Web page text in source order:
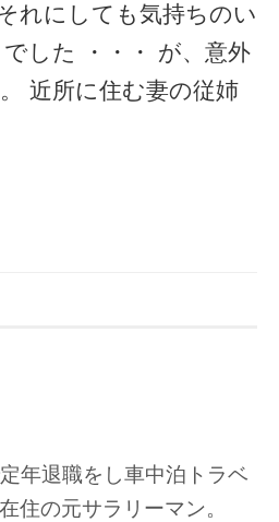
れにしても気持ちのい
した ・・・ が、意外
近所に住む妻の従姉
年退職をし車中泊トラベ
住の元サラリーマン。